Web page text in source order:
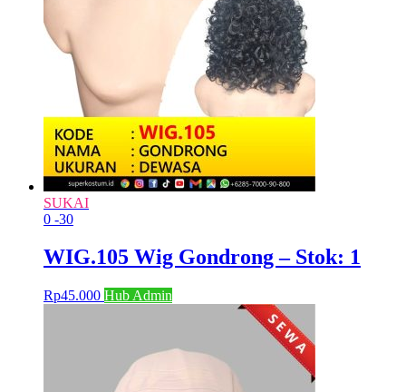
SUKAI
0 -30
WIG.105 Wig Gondrong – Stok: 1
Rp45.000 Hub Admin